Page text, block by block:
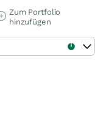
Zum Portfolio
hinzufügen